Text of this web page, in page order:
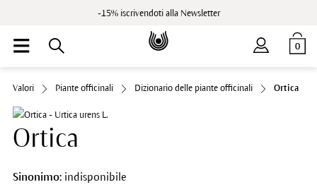
-15% iscrivendoti alla Newsletter
0
Valori Piante officinali Dizionario delle piante officinali Ortica
Ortica
Sinonimo:indisponibile